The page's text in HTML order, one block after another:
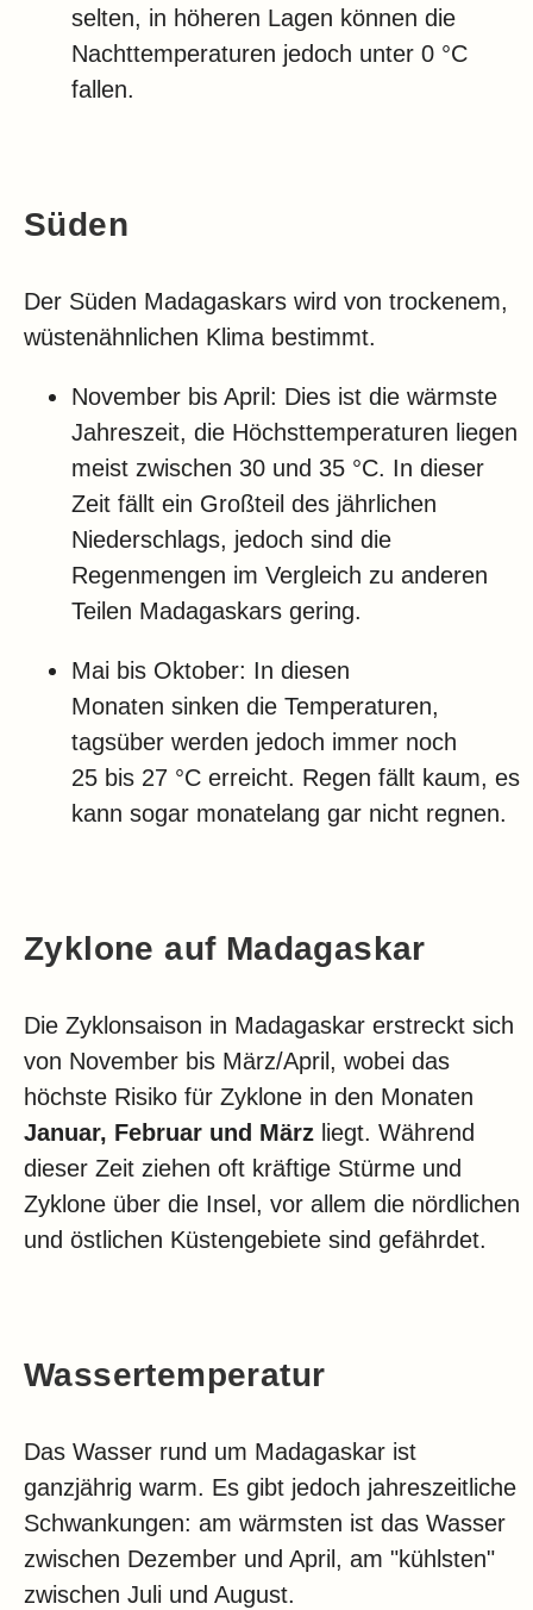
selten, in höheren Lagen können die
Nachttemperaturen jedoch unter 0 °C
fallen.
Süden
Der Süden Madagaskars wird von trockenem,
wüstenähnlichen Klima bestimmt.
November bis April: Dies ist die wärmste
Jahreszeit, die Höchsttemperaturen liegen
meist zwischen 30 und 35 °C. In dieser
Zeit fällt ein Großteil des jährlichen
Niederschlags, jedoch sind die
Regenmengen im Vergleich zu anderen
Teilen Madagaskars gering.
Mai bis Oktober: In diesen
Monaten sinken die Temperaturen,
tagsüber werden jedoch immer noch
25 bis 27 °C erreicht. Regen fällt kaum, es
kann sogar monatelang gar nicht regnen.
Zyklone auf Madagaskar
Die Zyklonsaison in Madagaskar erstreckt sich
von November bis März/April, wobei das
höchste Risiko für Zyklone in den Monaten
Januar, Februar und März liegt. Während
dieser Zeit ziehen oft kräftige Stürme und
Zyklone über die Insel, vor allem die nördlichen
und östlichen Küstengebiete sind gefährdet.
Wassertemperatur
Das Wasser rund um Madagaskar ist
ganzjährig warm. Es gibt jedoch jahreszeitliche
Schwankungen: am wärmsten ist das Wasser
zwischen Dezember und April, am "kühlsten"
zwischen Juli und August.